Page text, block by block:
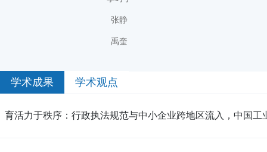
张静
禹奎
学术成果 学术观点
育活力于秩序：行政执法规范与中小企业跨地区流入，中国